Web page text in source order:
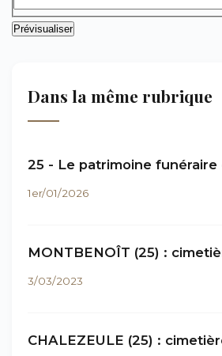
Dans la même rubrique
25 - Le patrimoine funéraire
1er/01/2026
MONTBENOÎT (25) :
3/03/2023
CHALEZEULE (25) :